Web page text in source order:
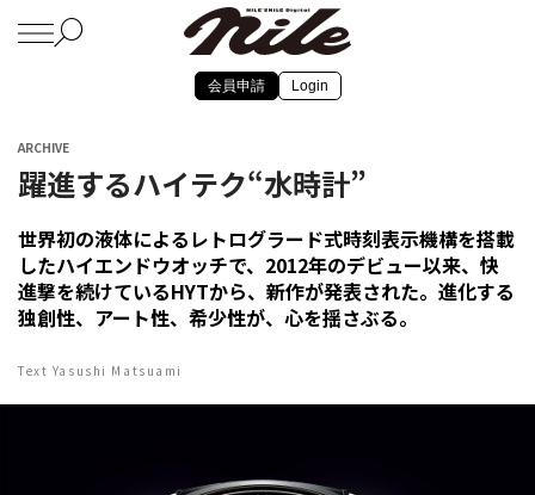
会員申請 Login
ARCHIVE
躍進するハイテク“水時計”
世界初の液体によるレトログラード式時刻表示機構を搭載
したハイエンドウオッチで、2012年のデビュー以来、快
進撃を続けているHYTから、新作が発表された。進化する
独創性、アート性、希少性が、心を揺さぶる。
Text Yasushi Matsuami